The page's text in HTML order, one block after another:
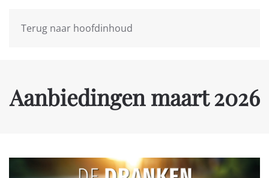
Terug naar hoofdinhoud
Aanbiedingen maart 2026